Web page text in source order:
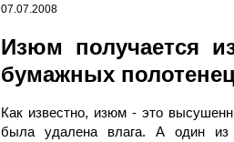
07.07.2008
Изюм получается
бумажных
Как известно, изюм - это
была удалена влага. А один из